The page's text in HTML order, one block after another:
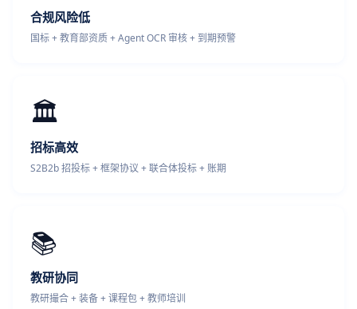
合规风险低
国标 + 教育部资质 + Agent OCR 审核 + 到期预警
🏛️
招标高效
S2B2b 招投标 + 框架协议 + 联合体投标 + 账期
📚
教研协同
教研撮合 + 装备 + 课程包 + 教师培训